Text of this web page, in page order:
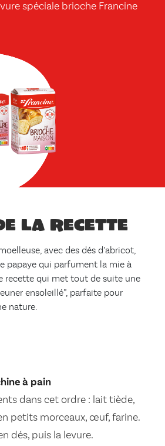
spéciale brioche Francine
la recette
avec des dés d’abricot,
papaye qui parfument la mie à
recette qui met tout de suite une
ensoleillé”, parfaite pour
nature.
à pain
dans cet ordre : lait tiède,
petits morceaux, œuf, farine.
dés, puis la levure.